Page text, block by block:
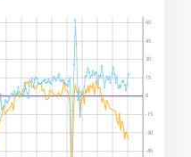
-45
-30
-15
0
15
30
45
60